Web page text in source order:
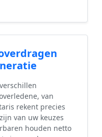
van
rekent precies
van uw keuzes
houden netto